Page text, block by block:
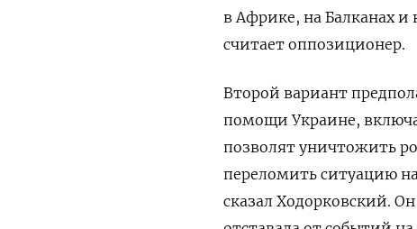
в Африке, на Балканах
считает оппозиционер.
Второй вариант
помощи Украине,
позволят уничтожить
переломить ситуацию
сказал Ходорковский.